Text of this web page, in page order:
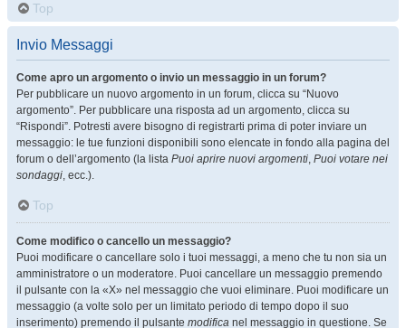
Top
Invio Messaggi
Come apro un argomento o invio un messaggio in un forum?
Per pubblicare un nuovo argomento in un forum, clicca su “Nuovo
argomento”. Per pubblicare una risposta ad un argomento, clicca su
“Rispondi”. Potresti avere bisogno di registrarti prima di poter inviare un
messaggio: le tue funzioni disponibili sono elencate in fondo alla pagina del
forum o dell’argomento (la lista Puoi aprire nuovi argomenti, Puoi votare nei
sondaggi, ecc.).
Top
Come modifico o cancello un messaggio?
Puoi modificare o cancellare solo i tuoi messaggi, a meno che tu non sia un
amministratore o un moderatore. Puoi cancellare un messaggio premendo
il pulsante con la «X» nel messaggio che vuoi eliminare. Puoi modificare un
messaggio (a volte solo per un limitato periodo di tempo dopo il suo
inserimento) premendo il pulsante modifica nel messaggio in questione. Se